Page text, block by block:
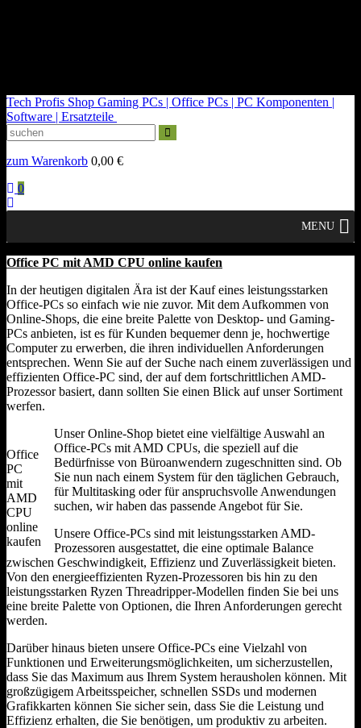
Tech Profis Shop Gaming PCs | Office PCs | PC Komponenten |
Software | Ersatzteile
zum Warenkorb 0,00 €
0
MENU
Office PC mit AMD CPU online kaufen
In der heutigen digitalen Ära ist der Kauf eines leistungsstarken
Office-PCs so einfach wie nie zuvor. Mit dem Aufkommen von
Online-Shops, die eine breite Palette von Desktop- und Gaming-
PCs anbieten, ist es für Kunden bequemer denn je, hochwertige
Computer zu erwerben, die ihren individuellen Anforderungen
entsprechen. Wenn Sie auf der Suche nach einem zuverlässigen und
effizienten Office-PC sind, der auf dem fortschrittlichen AMD-
Prozessor basiert, dann sollten Sie einen Blick auf unser Sortiment
werfen.
Office
PC
mit
AMD
CPU
online
kaufen
Unser Online-Shop bietet eine vielfältige Auswahl an
Office-PCs mit AMD CPUs, die speziell auf die
Bedürfnisse von Büroanwendern zugeschnitten sind. Ob
Sie nun nach einem System für den täglichen Gebrauch,
für Multitasking oder für anspruchsvolle Anwendungen
suchen, wir haben das passende Angebot für Sie.
Unsere Office-PCs sind mit leistungsstarken AMD-
Prozessoren ausgestattet, die eine optimale Balance
zwischen Geschwindigkeit, Effizienz und Zuverlässigkeit bieten.
Von den energieeffizienten Ryzen-Prozessoren bis hin zu den
leistungsstarken Ryzen Threadripper-Modellen finden Sie bei uns
eine breite Palette von Optionen, die Ihren Anforderungen gerecht
werden.
Darüber hinaus bieten unsere Office-PCs eine Vielzahl von
Funktionen und Erweiterungsmöglichkeiten, um sicherzustellen,
dass Sie das Maximum aus Ihrem System herausholen können. Mit
großzügigem Arbeitsspeicher, schnellen SSDs und modernen
Grafikkarten können Sie sicher sein, dass Sie die Leistung und
Effizienz erhalten, die Sie benötigen, um produktiv zu arbeiten.